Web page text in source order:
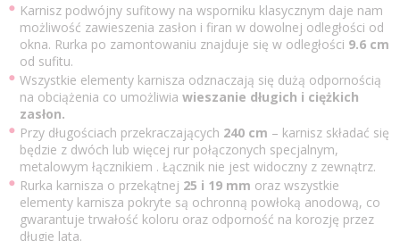
Karnisz podwójny sufitowy na wsporniku klasycznym daje nam
możliwość zawieszenia zasłon i firan w dowolnej odległości od
okna. Rurka po zamontowaniu znajduje się w odległości 9.6 cm
od sufitu.
Wszystkie elementy karnisza odznaczają się dużą odpornością
na obciążenia co umożliwia wieszanie długich i ciężkich
zasłon.
Przy długościach przekraczających 240 cm – karnisz składać się
będzie z dwóch lub więcej rur połączonych specjalnym,
metalowym łącznikiem . Łącznik nie jest widoczny z zewnątrz.
Rurka karnisza o przekątnej 25 i 19 mm oraz wszystkie
elementy karnisza pokryte są ochronną powłoką anodową, co
gwarantuje trwałość koloru oraz odporność na korozję przez
długie lata.